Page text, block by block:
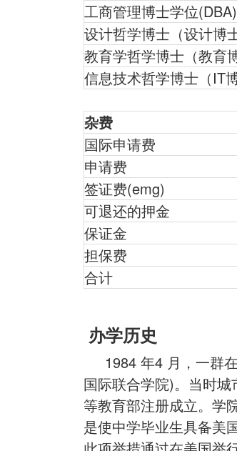
工商管理博士学位(DBA)
设计哲学博士（设计博士
教育学哲学博士（教育
信息技术哲学博士（IT博
杂费
国际申请费
申请费
签证费(emg)
可退还的押金
保证金
担保费
合计
办学历史
1984 年4 月，一群在
国际联合学院)。当时
等教育部注册成立。学
是使中学毕业生具备美